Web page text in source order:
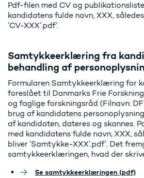
Pdf-filen med CV og
kandidatens fulde navn, XXX,
’CV-XXX’.pdf’.
Samtykkeerklæring fra
behandling af
Formularen Samtykkeerklæring for
foreslået til Danmarks Frie
og faglige forskningsråd (Filnavn:
brug af kandidatens
af kandidaten, dateres og skannes.
med kandidatens fulde navn, XXX,
bliver ’Samtykke-XXX’.pdf’. Det
samtykkeerklæringen, hvad der
Se samtykkeerklæringen (pdf)